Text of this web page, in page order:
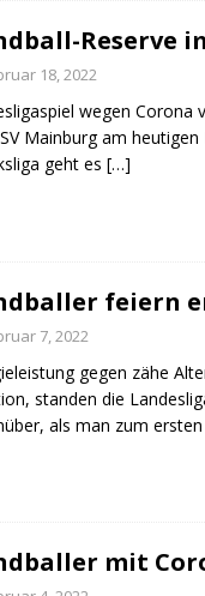
Reserve
18, 2022
wegen
Mainburg am
geht es […]
feiern
7, 2022
gegen zähe
standen die
als man zum
mit